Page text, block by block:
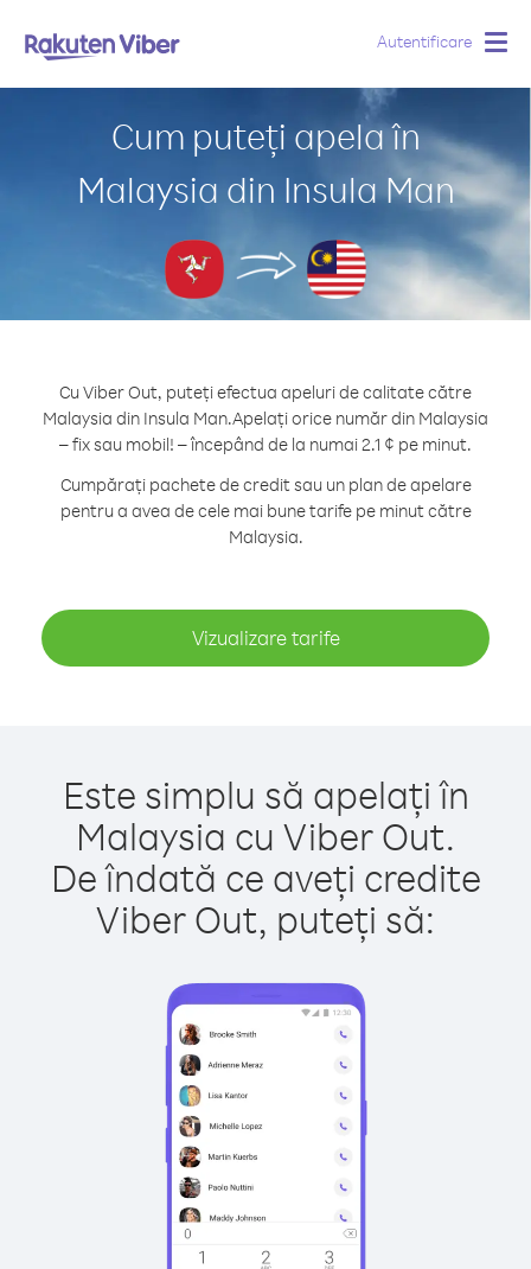
Autentificare
Cum puteți apela în
Malaysia din Insula Man
Cu Viber Out, puteți efectua apeluri de calitate către
Malaysia din Insula Man.Apelați orice număr din Malaysia
– fix sau mobil! – începând de la numai 2.1 ¢ pe minut.
Cumpărați pachete de credit sau un plan de apelare
pentru a avea de cele mai bune tarife pe minut către
Malaysia.
Vizualizare tarife
Este simplu să apelați în
Malaysia cu Viber Out.
De îndată ce aveți credite
Viber Out, puteți să: